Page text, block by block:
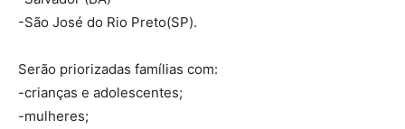
-São José do Rio Preto(SP).
Serão priorizadas famílias com:
-crianças e adolescentes;
-mulheres;